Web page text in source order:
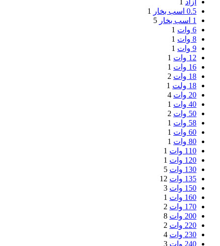
آزاد 1
0.5 اسب بخار
1
1 اسب بخار
5
6 وات
1
8 وات
1
9 وات
1
12 وات
1
16 وات
1
18 وات
2
18 ولت
1
20 وات
4
40 وات
1
50 وات
2
58 وات
1
60 وات
1
80 وات
1
110 وات
1
120 وات
1
130 وات
5
135 وات
12
150 وات
3
160 وات
1
170 وات
2
200 وات
8
220 وات
2
230 وات
4
240 وات
3